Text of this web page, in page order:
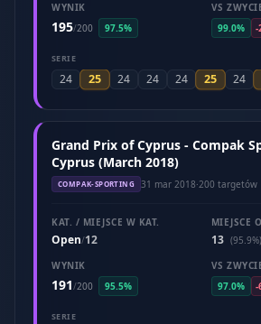
WYNIK
195/200 97.5%
VS
99.0%
-
SERIE
24 25 24 24 24 25 24
Grand Prix of Cyprus - Compak
Cyprus (March 2018)
COMPAK-SPORTING 31 mar 2018·200 targetów
KAT. / MIEJSCE W KAT.
Open/12
MIEJSCE
13 (95.9%)
WYNIK
191/200 95.5%
VS
97.0%
-
SERIE